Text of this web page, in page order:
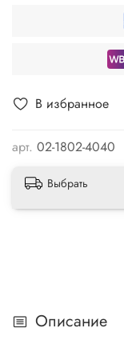
В избранное
арт. 02-1802-4040
Выбрать
Описание